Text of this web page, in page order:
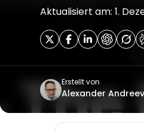
Aktualisiert am: 1.
Erstellt von
Alexander Andreev